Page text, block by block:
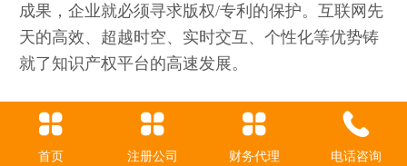
成果，企业就必须寻求版权/专利的保护。互联网先
天的高效、超越时空、实时交互、个性化等优势铸
就了知识产权平台的高速发展。
Top
首页 注册公司 财务代理 电话咨询